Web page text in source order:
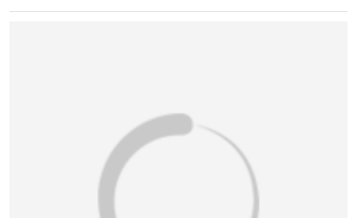
恭喜131****1475用户作品已成功备案！